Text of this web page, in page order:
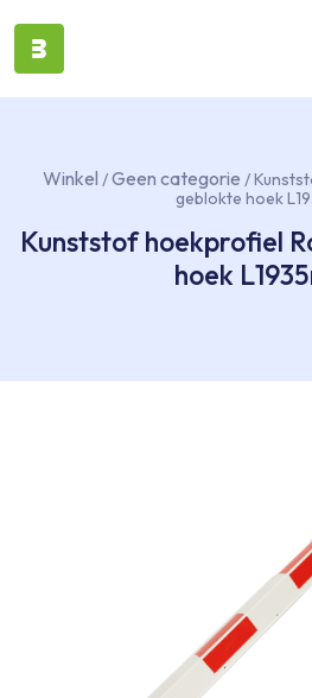
Winkel /Geen categorie /
geblokte hoek
Kunststof hoekprofiel
hoek